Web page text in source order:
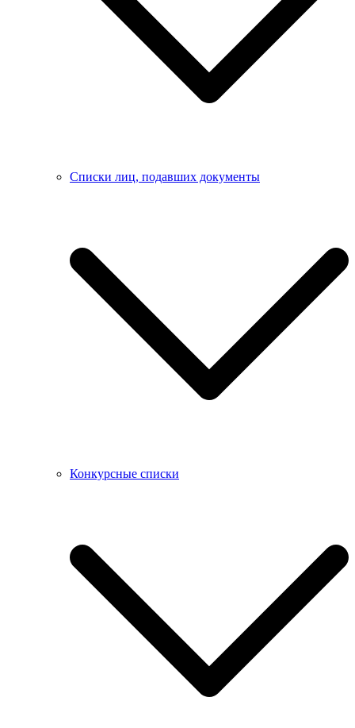
Списки лиц, подавших документы
Конкурсные списки